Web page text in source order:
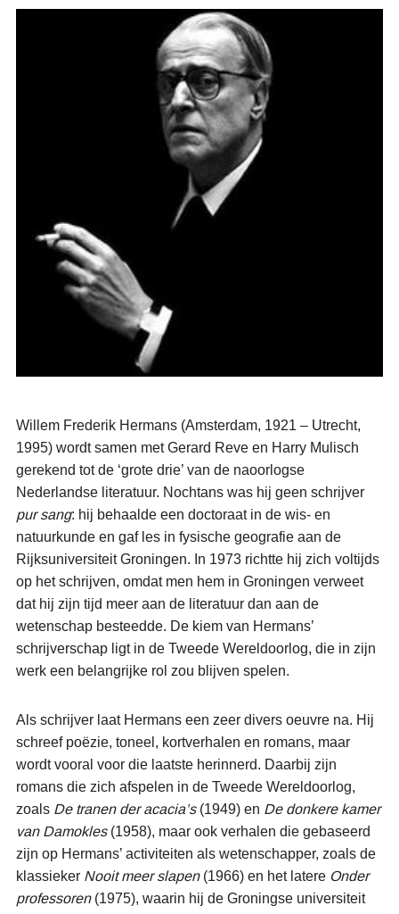
Willem Frederik Hermans (Amsterdam, 1921 – Utrecht,
1995) wordt samen met Gerard Reve en Harry Mulisch
gerekend tot de ‘grote drie’ van de naoorlogse
Nederlandse literatuur. Nochtans was hij geen schrijver
pur sang: hij behaalde een doctoraat in de wis- en
natuurkunde en gaf les in fysische geografie aan de
Rijksuniversiteit Groningen. In 1973 richtte hij zich voltijds
op het schrijven, omdat men hem in Groningen verweet
dat hij zijn tijd meer aan de literatuur dan aan de
wetenschap besteedde. De kiem van Hermans’
schrijverschap ligt in de Tweede Wereldoorlog, die in zijn
werk een belangrijke rol zou blijven spelen.
Als schrijver laat Hermans een zeer divers oeuvre na. Hij
schreef poëzie, toneel, kortverhalen en romans, maar
wordt vooral voor die laatste herinnerd. Daarbij zijn
romans die zich afspelen in de Tweede Wereldoorlog,
zoals De tranen der acacia’s(1949) en De donkere kamer
van Damokles(1958), maar ook verhalen die gebaseerd
zijn op Hermans’ activiteiten als wetenschapper, zoals de
klassieker Nooit meer slapen(1966) en het latere Onder
professoren(1975), waarin hij de Groningse universiteit